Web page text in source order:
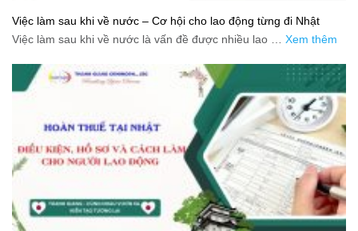
Việc làm sau khi về nước – Cơ hội cho lao động từng đi Nhật
Việc làm sau khi về nước là vấn đề được nhiều lao … Xem thêm